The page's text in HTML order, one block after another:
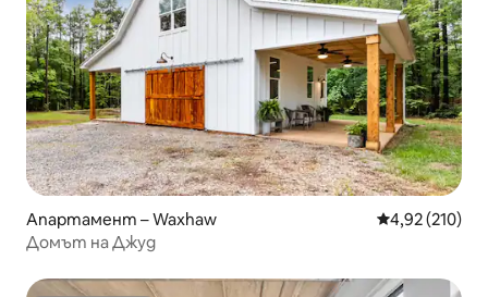
Апартамент – Waxhaw Средна
4,92 (210)
Домът на Джуд